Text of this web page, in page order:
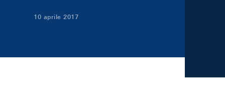
10 aprile 2017